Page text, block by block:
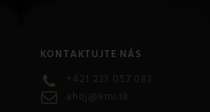
KONTAKTUJTE NÁS
+421 233 057 083
ahoj@emi.sk